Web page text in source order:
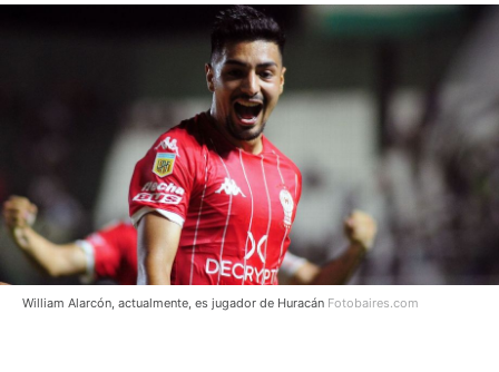
William Alarcón, actualmente, es jugador de Huracán Fotobaires.com